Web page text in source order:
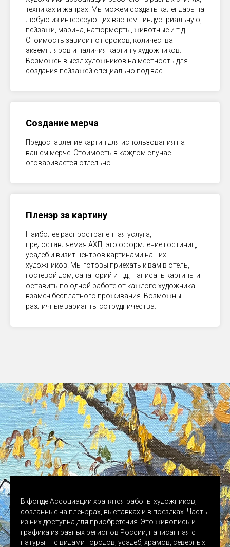
техниках и жанрах. Мы можем создать календарь на
любую из интересующих вас тем - индустриальную,
пейзажи, марина, натюрморты, животные и т.д.
Стоимость зависит от сроков, количества
экземпляров и наличия картин у художников.
Возможен выезд художников на местность для
создания пейзажей специально под вас.
Создание мерча
Предоставление картин для использования на
вашем мерче. Стоимость в каждом случае
оговаривается отдельно.
Пленэр за картину
Наиболее распространенная услуга,
предоставляемая АХП, это оформление гостиниц,
усадеб и визит центров картинами наших
художников. Мы готовы приехать к вам в отель,
гостевой дом, санаторий и т.д., написать картины и
оставить по одной работе от каждого художника
взамен бесплатного проживания. Возможны
различные варианты сотрудничества.
В фонде Ассоциации хранятся работы художников,
созданные на пленэрах, выставках и в поездках. Часть
из них доступна для приобретения. Это живопись и
графика из разных регионов России, написанная с
натуры — с видами городов, усадеб, храмов, северных